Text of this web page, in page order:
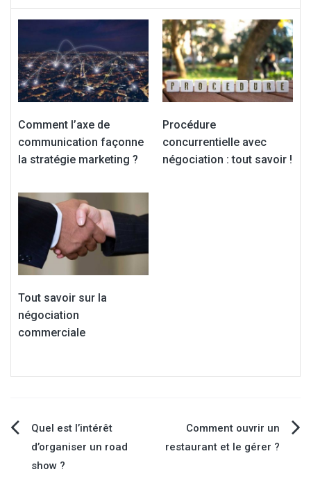
Comment l’axe de
communication façonne
la stratégie marketing ?
Procédure
concurrentielle avec
négociation : tout savoir !
Tout savoir sur la
négociation
commerciale
Navigation
de
Quel est l’intérêt
d’organiser un road
show ?
Comment ouvrir un
restaurant et le gérer ?